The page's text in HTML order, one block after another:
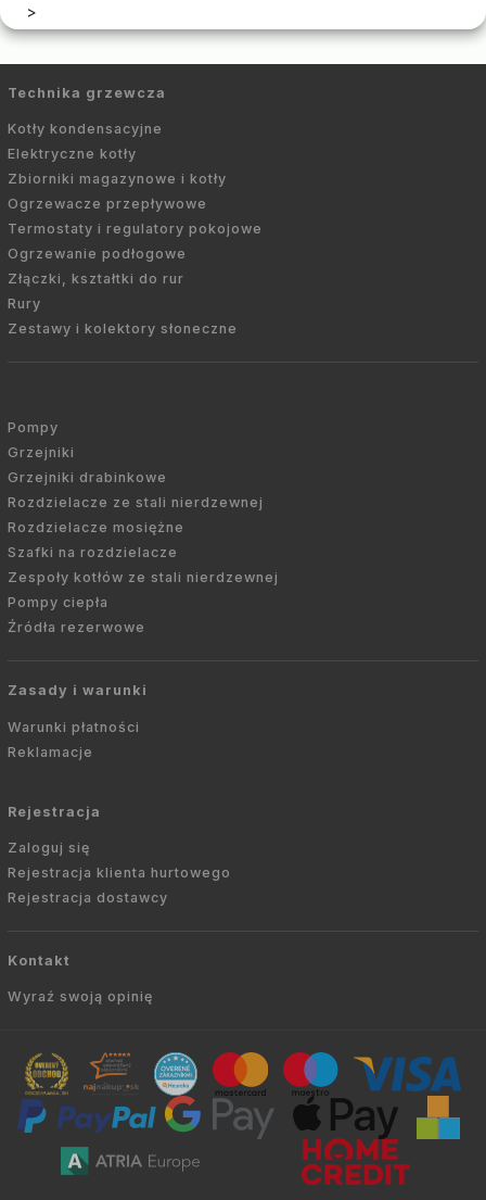
>
Technika grzewcza
Kotły kondensacyjne
Elektryczne kotły
Zbiorniki magazynowe i kotły
Ogrzewacze przepływowe
Termostaty i regulatory pokojowe
Ogrzewanie podłogowe
Złączki, kształtki do rur
Rury
Zestawy i kolektory słoneczne
Pompy
Grzejniki
Grzejniki drabinkowe
Rozdzielacze ze stali nierdzewnej
Rozdzielacze mosiężne
Szafki na rozdzielacze
Zespoły kotłów ze stali nierdzewnej
Pompy ciepła
Źródła rezerwowe
Zasady i warunki
Warunki płatności
Reklamacje
Rejestracja
Zaloguj się
Rejestracja klienta hurtowego
Rejestracja dostawcy
Kontakt
Wyraź swoją opinię